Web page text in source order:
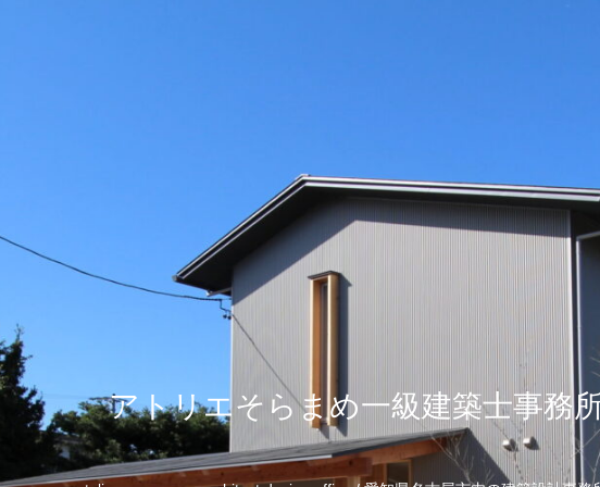
アトリエそらまめ一級建築士事務